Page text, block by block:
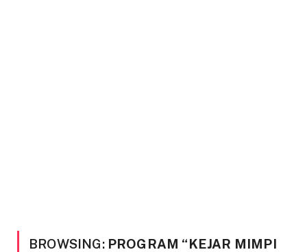
BROWSING: PROGRAM “KEJAR MIMPI